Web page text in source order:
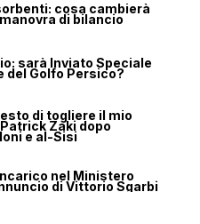
cosa cambierà
di bilancio
sarà Inviato Speciale
del Golfo Persico?
di togliere il mio
Zaki dopo
e al-Sisi
nel Ministero
di Vittorio Sgarbi